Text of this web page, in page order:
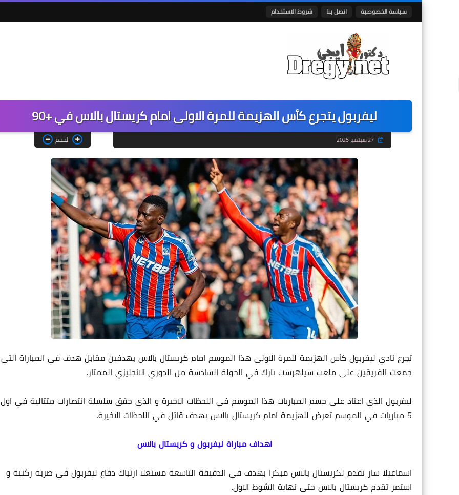
سياسة الخصوصية اتصل بنا شروط الاستخدام
ليفربول يتجرع كأس الهزيمة للمرة الاولى امام كريستال بالاس في +90
27 سبتمبر 2025 الحجم
تجرع نادي ليفربول كأس الهزيمة للمرة الاولى هذا الموسم امام كريستال بالاس بهدفين مقابل هدف في المباراة التي
جمعت الفريقين على ملعب سيلهرست بارك في الجولة السادسة من الدوري الانجليزي الممتاز.
ليفربول الذي اعتاد على حسم المباريات هذا الموسم في اللحظات الاخيرة و الذي حقق سلسلة انتصارات متتالية في اول
5 مباريات في الموسم تعرض للهزيمة امام كريستال بالاس بهدف قاتل في اللحظات الاخيرة.
اهداف مباراة ليفربول و كريستال بالاس
اسماعيلا سار تقدم لكريستال بالاس مبكرا بهدف في الدقيقة التاسعة مستغلا ارتباك دفاع ليفربول في ضربة ركنية و
استمر تقدم كريستال بالاس حتى نهاية الشوط الاول.